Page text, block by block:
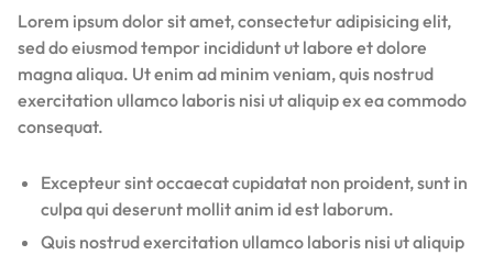
Lorem ipsum dolor sit amet, consectetur adipisicing elit,
sed do eiusmod tempor incididunt ut labore et dolore
magna aliqua. Ut enim ad minim veniam, quis nostrud
exercitation ullamco laboris nisi ut aliquip ex ea commodo
consequat.
Excepteur sint occaecat cupidatat non proident, sunt in
culpa qui deserunt mollit anim id est laborum.
Quis nostrud exercitation ullamco laboris nisi ut aliquip